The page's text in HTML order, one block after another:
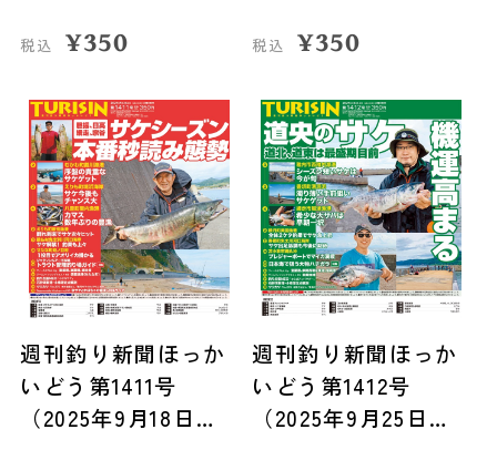
税込 ¥350 税込 ¥350
週刊釣り新聞ほっか
いどう第1411号
（2025年9月18日発
週刊釣り新聞ほっか
いどう第1412号
（2025年9月25日発